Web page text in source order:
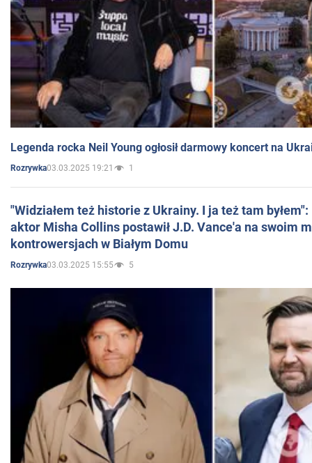
Legenda rocka Neil Young ogłosił darmowy koncert na
Rozrywka03.03.2025 19:21 1
"Widziałem też historie z Ukrainy. I ja też tam
aktor Misha Collins postawił J.D. Vance'a na swoim
kontrowersjach w Białym Domu
Rozrywka03.03.2025 15:55 5